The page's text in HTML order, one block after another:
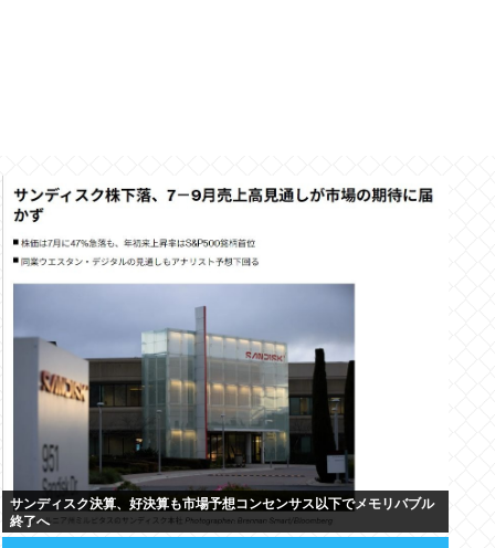
サンディスク決算、好決算も市場予想コンセンサス以下でメモリバブル
終了へ